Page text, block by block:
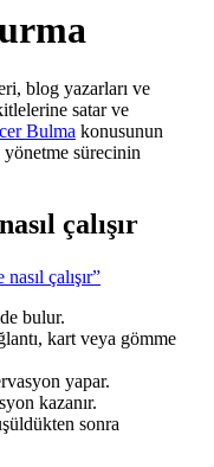
blog yazarları ve
satar ve
Bulma konusunun
yönetme sürecinin
çalışır
çalışır”
bulur.
kart veya gömme
yapar.
kazanır.
sonra